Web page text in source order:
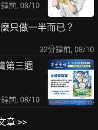
前, 08/10
只做一半而已？
32分鐘前, 08/10
第三週
前, 08/10
章 >>